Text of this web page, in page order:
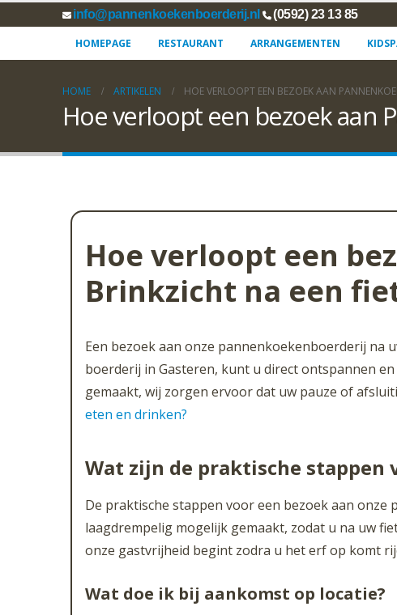
info@pannenkoekenboerderij.nl (0592) 23 13 85
HOMEPAGE RESTAURANT ARRANGEMENTEN
HOME ARTIKELEN HOE VERLOOPT EEN BEZOEK AAN
Hoe verloopt een bezoek aan
Hoe verloopt een
Brinkzicht na een
Een bezoek aan onze pannenkoekenboerderij
boerderij in Gasteren, kunt u direct ontspannen
gemaakt, wij zorgen ervoor dat uw pauze of
eten en drinken?
Wat zijn de praktische stappen
De praktische stappen voor een bezoek aan
laagdrempelig mogelijk gemaakt, zodat u na uw
onze gastvrijheid begint zodra u het erf op komt
Wat doe ik bij aankomst op locatie?